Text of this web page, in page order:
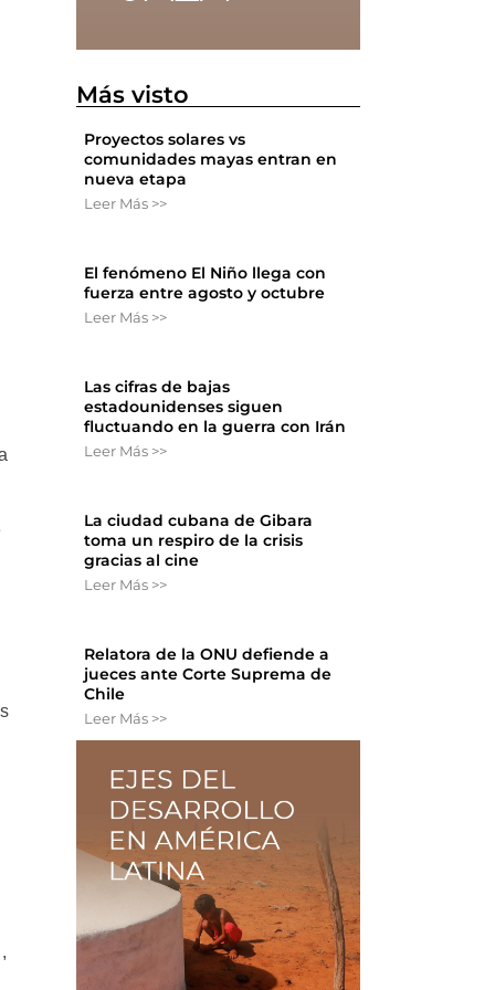
Más visto
Proyectos solares vs
comunidades mayas entran en
nueva etapa
Leer Más >>
El fenómeno El Niño llega con
fuerza entre agosto y octubre
Leer Más >>
Las cifras de bajas
estadounidenses siguen
fluctuando en la guerra con Irán
Leer Más >>
La ciudad cubana de Gibara
toma un respiro de la crisis
gracias al cine
Leer Más >>
Relatora de la ONU defiende a
jueces ante Corte Suprema de
Chile
Leer Más >>